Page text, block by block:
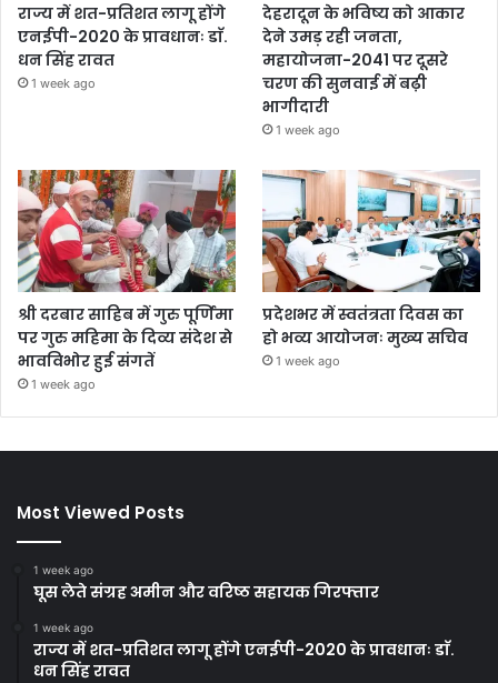
राज्य में शत-प्रतिशत लागू होंगे
एनईपी-2020 के प्रावधानः डाॅ.
धन सिंह रावत
1 week ago
देहरादून के भविष्य को आकार
देने उमड़ रही जनता,
महायोजना-2041 पर दूसरे
चरण की सुनवाई में बढ़ी
भागीदारी
1 week ago
श्री दरबार साहिब में गुरु पूर्णिमा
पर गुरु महिमा के दिव्य संदेश से
भावविभोर हुई संगतें
1 week ago
प्रदेशभर में स्वतंत्रता दिवस का
हो भव्य आयोजनः मुख्य सचिव
1 week ago
Most Viewed Posts
1 week ago
घूस लेते संग्रह अमीन और वरिष्ठ सहायक गिरफ्तार
1 week ago
राज्य में शत-प्रतिशत लागू होंगे एनईपी-2020 के प्रावधानः डाॅ.
धन सिंह रावत